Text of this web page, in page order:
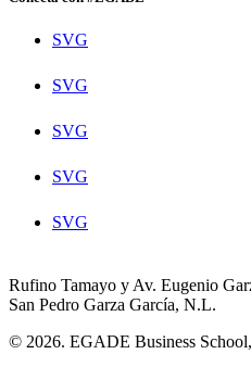
SVG
SVG
SVG
SVG
SVG
Rufino Tamayo y Av. Eugenio
San Pedro Garza García, N.L.
© 2026. EGADE Business School,